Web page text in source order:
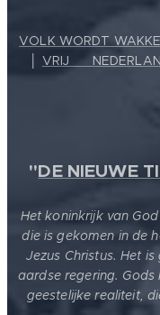
VOLK WORDT
VRIJ ❤️
"DE NIEUWE
Het koninkrijk van
die is gekomen in de
Jezus Christus. Het
aardse regering. Gods
geestelijke realiteit,